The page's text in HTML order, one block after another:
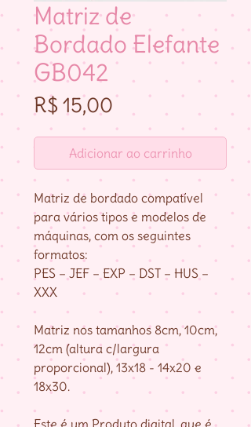
Matriz de
Bordado Elefante
GB042
R$ 15,00Preço
Adicionar ao carrinho
Matriz de bordado compatível
para vários tipos e modelos de
máquinas, com os seguintes
formatos:
PES – JEF – EXP – DST – HUS –
XXX
Matriz nos tamanhos 8cm, 10cm,
12cm (altura c/largura
proporcional), 13x18 - 14x20 e
18x30.
Este é um Produto digital, que é